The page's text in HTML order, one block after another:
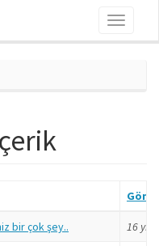
Toggle
bir çok şey.. 16 yıl